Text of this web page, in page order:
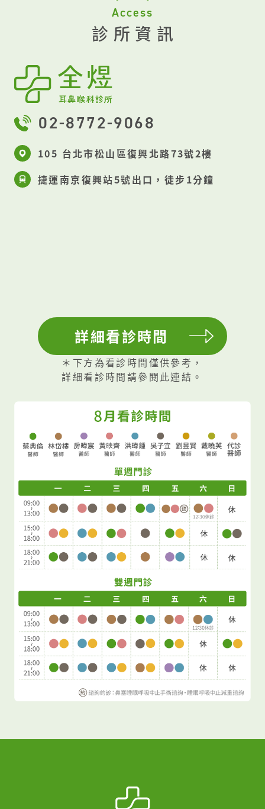
區分是正常器官、淋巴結，或是異常腫塊，
為目前廣泛使用的檢測工具。​
置、確定類型、測量體積、與周遭結構關聯
性，藉以診斷和評估可能治療方式。​
振造影：​ 可以較為清楚細緻地顯示軟組織
相關的腫塊，為評估腫瘤是否侵犯周圍正常
式取決於腫塊的成因​ 由於頭頸部腫塊可能
是一般發炎，也可能是良性甚至是惡性，其
Access
診所資訊
02-8772-9068
105 台北市松山區復興北路73號2樓
捷運南京復興站5號出口，徒步1分鐘
詳細看診時間
＊下方為看診時間僅供參考，
詳細看診時間請參閱此連結。